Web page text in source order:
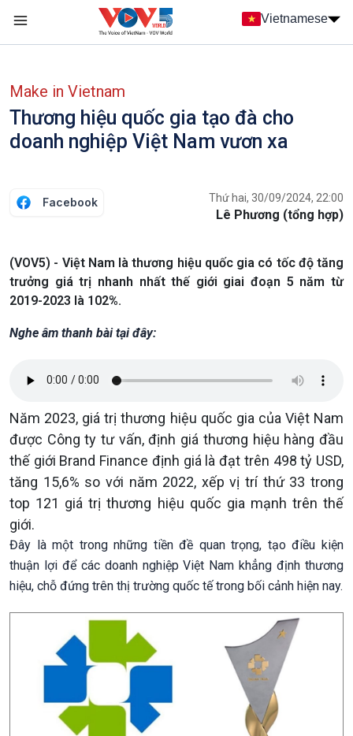
Nhảy đến nội dung
Vietnamese
Make in Vietnam
Thương hiệu quốc gia tạo đà cho
doanh nghiệp Việt Nam vươn xa
Facebook Thứ hai, 30/09/2024, 22:00
Lê Phương (tổng hợp)
(VOV5) - Việt Nam là thương hiệu quốc gia có tốc độ tăng
trưởng giá trị nhanh nhất thế giới giai đoạn 5 năm từ
2019-2023 là 102%.
Nghe âm thanh bài tại đây:
Năm 2023, giá trị thương hiệu quốc gia của Việt Nam
được Công ty tư vấn, định giá thương hiệu hàng đầu
thế giới Brand Finance định giá là đạt trên 498 tỷ USD,
tăng 15,6% so với năm 2022, xếp vị trí thứ 33 trong
top 121 giá trị thương hiệu quốc gia mạnh trên thế
giới.
Đây là một trong những tiền đề quan trọng, tạo điều kiện
thuận lợi để các doanh nghiệp Việt Nam khẳng định thương
hiệu, chỗ đứng trên thị trường quốc tế trong bối cảnh hiện nay.